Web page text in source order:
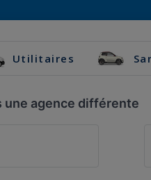
Utilitaires
une agence différente